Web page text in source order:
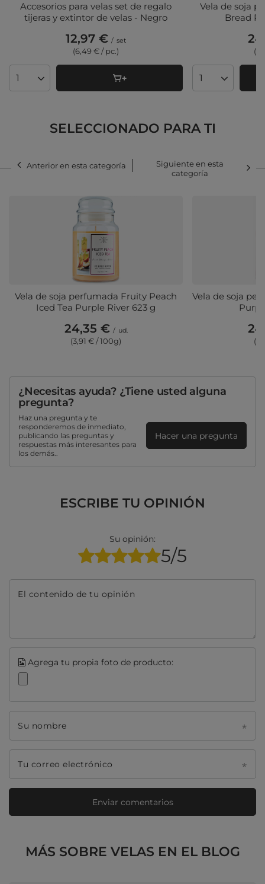
Accesorios para velas set de regalo
tijeras y extintor de velas - Negro
12,97 € / set
(6,49 € / pc.)
Cantidad de productos
Vela de soja
Bread
Cantidad de
SELECCIONADO PARA TI
Anterior en esta categoría
Siguiente en esta
categoría
Vela de soja perfumada Fruity Peach
Iced Tea Purple River 623 g
24,35 € / ud.
(3,91 € / 100g)
Vela de soja
¿Necesitas ayuda? ¿Tiene usted alguna
pregunta?
Haz una pregunta y te
responderemos de inmediato,
publicando las preguntas y
respuestas más interesantes para
los demás..
Hacer una pregunta
ESCRIBE TU OPINIÓN
Su opinión:
5/5
El contenido de tu opinión
Agrega tu propia foto de producto:
Su nombre
Tu correo electrónico
Enviar comentarios
MÁS SOBRE VELAS EN EL BLOG